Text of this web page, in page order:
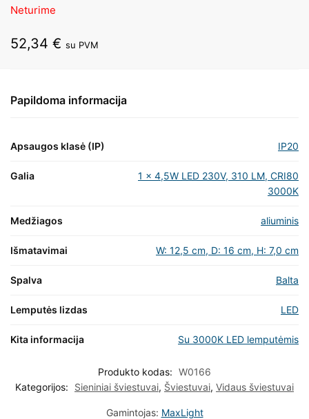
Neturime
52,34 € su PVM
Papildoma informacija
Apsaugos klasė (IP) IP20
Galia
1 x 4,5W LED 230V, 310 LM, CRI80
3000K
Medžiagos aliuminis
Išmatavimai W: 12,5 cm, D: 16 cm, H: 7,0 cm
Spalva Balta
Lemputės lizdas LED
Kita informacija Su 3000K LED lemputėmis
Produkto kodas: W0166
Kategorijos:
Sieniniai šviestuvai, Šviestuvai, Vidaus šviestuvai
Gamintojas: MaxLight